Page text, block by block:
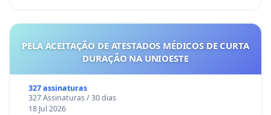
PELA ACEITAÇÃO DE ATESTADOS MÉDICOS DE CURTA
DURAÇÃO NA UNIOESTE
327 assinaturas
327 Assinaturas / 30 dias
18 Jul 2026